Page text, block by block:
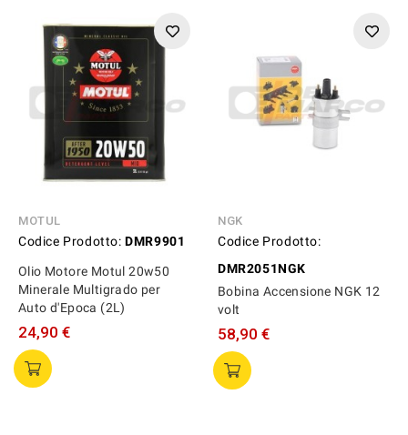
MOTUL
Codice Prodotto: DMR9901
Olio Motore Motul 20w50
Minerale Multigrado per
Auto d'Epoca (2L)
24,90 €
NGK
Codice Prodotto:
DMR2051NGK
Bobina Accensione NGK 12
volt
58,90 €